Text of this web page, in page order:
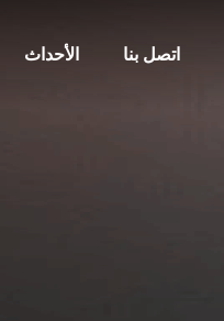
الأحداث اتصل بنا